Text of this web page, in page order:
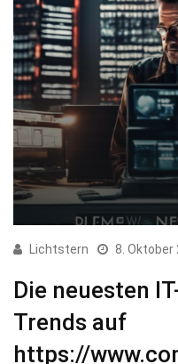
Lichtstern 8. Oktober
Die neuesten
Trends auf
https://